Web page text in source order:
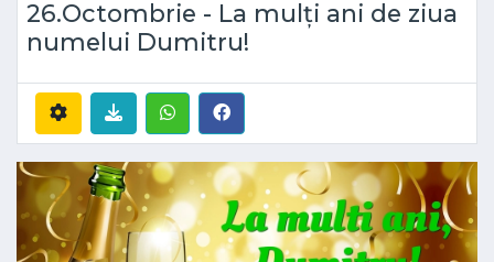
26.Octombrie - La mulți ani de ziua
numelui Dumitru!